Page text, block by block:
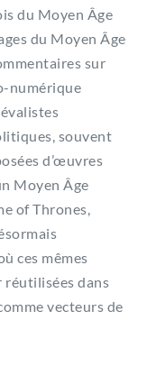
du Moyen Âge
du Moyen Âge
sur
numérique
souvent
d’œuvres
Moyen Âge
of Thrones,
ces mêmes
dans
vecteurs de